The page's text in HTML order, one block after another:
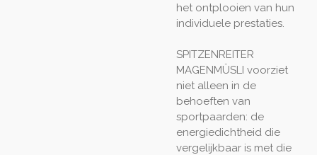
het ontplooien van hun
individuele prestaties.
SPITZENREITER
MAGENMÜSLI voorziet
niet alleen in de
behoeften van
sportpaarden: de
energiedichtheid die
vergelijkbaar is met die